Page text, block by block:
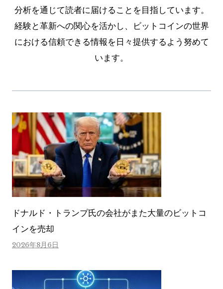
分析を通じて読者に届けることを目指しています。
経験と革新への関心を活かし、ビットコインの世界
における信頼できる情報を日々提供するよう努めて
います。
ドナルド・トランプ氏の会社がまた大量のビットコ
インを売却
2026年8月6日